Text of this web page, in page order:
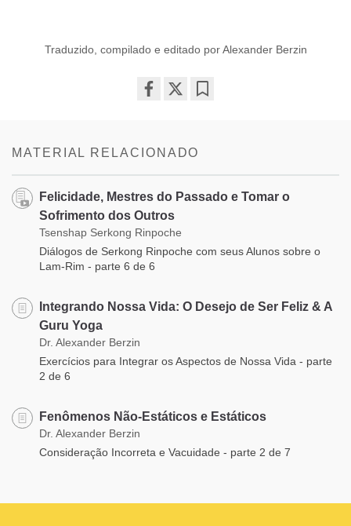
Traduzido, compilado e editado por Alexander Berzin
MATERIAL RELACIONADO
Felicidade, Mestres do Passado e Tomar o
Sofrimento dos Outros
Tsenshap Serkong Rinpoche
Diálogos de Serkong Rinpoche com seus Alunos sobre o
Lam-Rim - parte 6 de 6
Integrando Nossa Vida: O Desejo de Ser Feliz & A
Guru Yoga
Dr. Alexander Berzin
Exercícios para Integrar os Aspectos de Nossa Vida - parte
2 de 6
Fenômenos Não-Estáticos e Estáticos
Dr. Alexander Berzin
Consideração Incorreta e Vacuidade - parte 2 de 7